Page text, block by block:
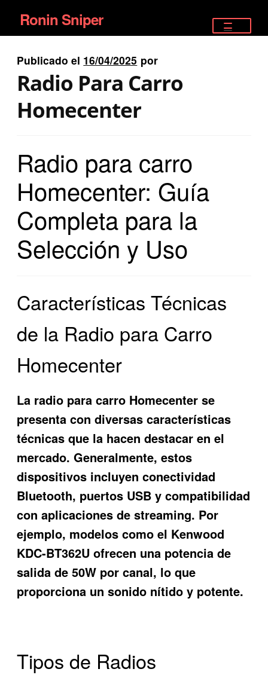
Ir
a
la
navegación
Ir
al
contenido
Ronin Sniper
EQUIPAMIENTO ÉLITE
SATELITALES
Publicado el 16/04/2025 por
Radio Para Carro
Homecenter
Radio para carro
Homecenter: Guía
Completa para la
Selección y Uso
Características Técnicas
de la Radio para Carro
Homecenter
La radio para carro Homecenter se
presenta con diversas características
técnicas que la hacen destacar en el
mercado. Generalmente, estos
dispositivos incluyen conectividad
Bluetooth, puertos USB y compatibilidad
con aplicaciones de streaming. Por
ejemplo, modelos como el Kenwood
KDC-BT362U ofrecen una potencia de
salida de 50W por canal, lo que
proporciona un sonido nítido y potente.
Tipos de Radios